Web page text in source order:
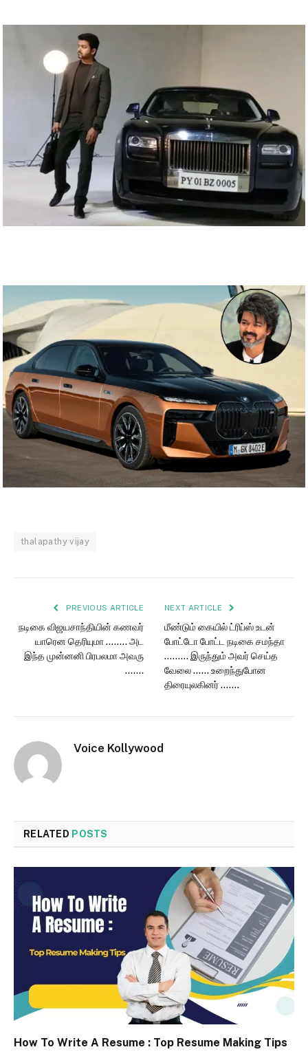
thalapathy vijay
PREVIOUS ARTICLE
நடிகை விஜயசாந்தியின் கணவர்
யாரென தெரியுமா …….. அட
இந்த முன்னனி பிரபலமா அவரு
…….
NEXT ARTICLE
மீண்டும் கையில் ட்ரிப்ஸ் உடன்
போட்டோ போட்ட நடிகை சமந்தா
……… இருந்தும் அவர் செய்த
வேலை …… உறைந்துபோன
திரையுலகினர் …….
Voice Kollywood
RELATED POSTS
How To Write A Resume : Top Resume Making Tips